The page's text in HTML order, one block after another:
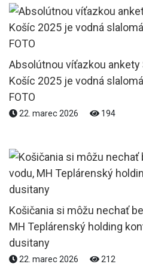
Absolútnou víťazkou
Košíc 2025 je vodná
FOTO
22. marec 2026 194
Košičania si môžu nechať
MH Teplárenský holding
dusitany
22. marec 2026 212